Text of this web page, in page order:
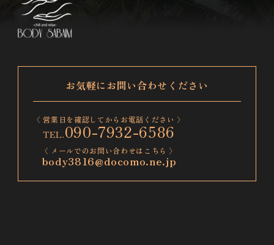
お気軽にお問い合わせください
〈 営業日を確認してからお電話ください 〉
090-7932-6586
〈 メールでのお問い合わせはこちら 〉
body3816@docomo.ne.jp